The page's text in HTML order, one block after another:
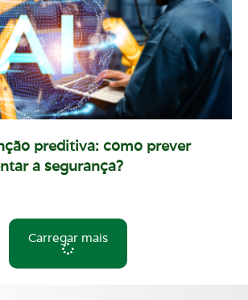
preditiva: como prever
a segurança?
Carregar mais